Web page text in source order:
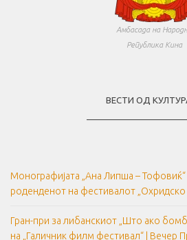
Амбасада на
Република Кина
ВЕСТИ ОД
Монографијата „Ана Липша –
роденденот на фестивалот
Гран-при за либанскиот „Што ако
на „Галичник филм фестивал“ | Вечер